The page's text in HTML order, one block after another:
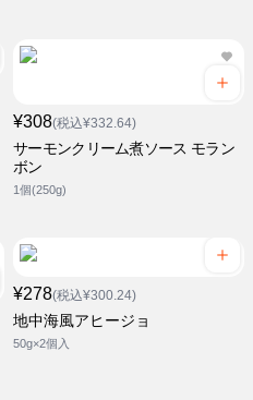
¥308(税込¥332.64)
サーモンクリーム煮ソース モラン
ボン
1個(250g)
¥278(税込¥300.24)
地中海風アヒージョ
50g×2個入